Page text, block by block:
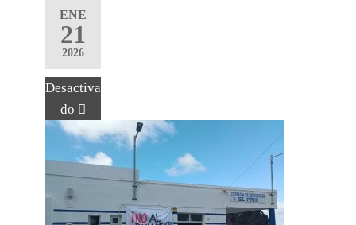
ENE
21
2026
Desactiva
do